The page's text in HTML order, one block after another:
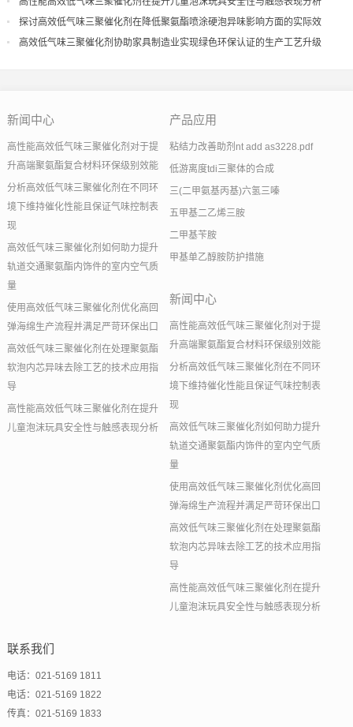
探讨高效低气味三聚催化剂在降低聚氨酯喷涂硬泡异味影响方面的实际效
果
高效低气味三聚催化剂协助家具制造业实现绿色环保认证的生产工艺升级
新闻中心
高性能高效低气味三聚催化剂对于提
升高端聚氨酯复合材料环保级别效能
分析高效低气味三聚催化剂在不同环
境下维持催化性能且保证气味控制表
现
高效低气味三聚催化剂如何助力提升
轨道交通聚氨酯内饰件的室内空气质
量
使用高效低气味三聚催化剂优化高回
弹海绵生产流程并满足严苛环保出口
高效低气味三聚催化剂在处理聚氨酯
软泡内芯异味去除工艺的技术应用指
导
高性能高效低气味三聚催化剂在提升
儿童泡沫玩具安全性与触感表现分析
产品应用
粘结力改善助剂nt add as3228.pdf
低游离度tdi三聚体的合成
三(二甲氨基丙基)六氢三嗪
五甲基二乙烯三胺
二甲基苄胺
甲基单乙醇胺防护措施
新闻中心
高性能高效低气味三聚催化剂对于提
升高端聚氨酯复合材料环保级别效能
分析高效低气味三聚催化剂在不同环
境下维持催化性能且保证气味控制表
现
高效低气味三聚催化剂如何助力提升
轨道交通聚氨酯内饰件的室内空气质
量
使用高效低气味三聚催化剂优化高回
弹海绵生产流程并满足严苛环保出口
高效低气味三聚催化剂在处理聚氨酯
软泡内芯异味去除工艺的技术应用指
导
高性能高效低气味三聚催化剂在提升
儿童泡沫玩具安全性与触感表现分析
联系我们
电话：021-5169 1811
电话：021-5169 1822
传真：021-5169 1833